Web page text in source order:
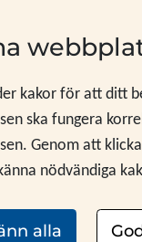
kakor för att ditt
ska fungera
Genom att
nödvändiga
alla